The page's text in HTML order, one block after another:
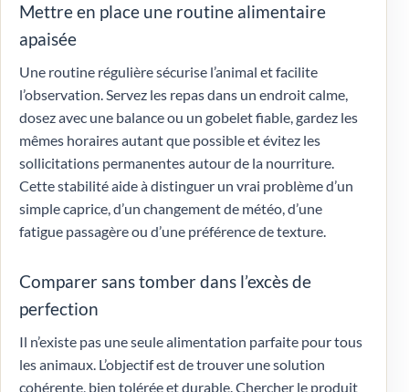
Mettre en place une routine alimentaire
apaisée
Une routine régulière sécurise l’animal et facilite
l’observation. Servez les repas dans un endroit calme,
dosez avec une balance ou un gobelet fiable, gardez les
mêmes horaires autant que possible et évitez les
sollicitations permanentes autour de la nourriture.
Cette stabilité aide à distinguer un vrai problème d’un
simple caprice, d’un changement de météo, d’une
fatigue passagère ou d’une préférence de texture.
Comparer sans tomber dans l’excès de
perfection
Il n’existe pas une seule alimentation parfaite pour tous
les animaux. L’objectif est de trouver une solution
cohérente, bien tolérée et durable. Chercher le produit